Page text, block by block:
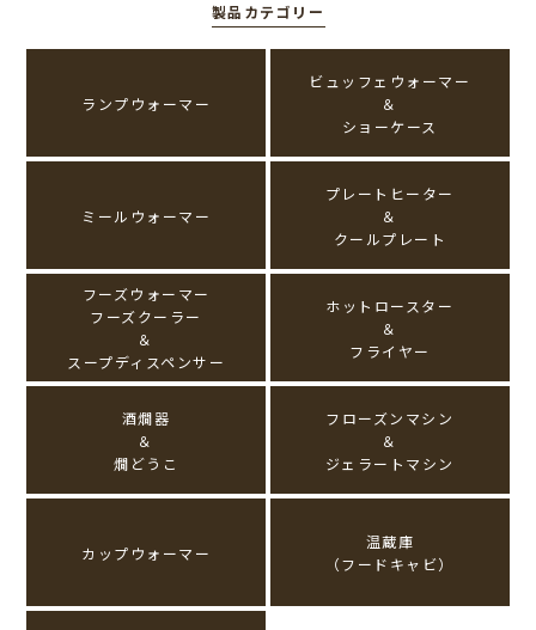
製品カテゴリー
ランプウォーマー
ビュッフェウォーマー
＆
ショーケース
ミールウォーマー
プレートヒーター
＆
クールプレート
フーズウォーマー
フーズクーラー
＆
スープディスペンサー
ホットロースター
＆
フライヤー
酒燗器
＆
燗どうこ
フローズンマシン
＆
ジェラートマシン
カップウォーマー
温蔵庫
（フードキャビ）